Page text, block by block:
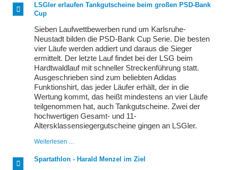
LSGler erlaufen Tankgutscheine beim großen PSD-Bank
Cup
Sieben Laufwettbewerben rund um Karlsruhe-
Neustadt bilden die PSD-Bank Cup Serie. Die besten
vier Läufe werden addiert und daraus die Sieger
ermittelt. Der letzte Lauf findet bei der LSG beim
Hardtwaldlauf mit schneller Streckenführung statt.
Ausgeschrieben sind zum beliebten Adidas
Funktionshirt, das jeder Läufer erhält, der in die
Wertung kommt, das heißt mindestens an vier Läufe
teilgenommen hat, auch Tankgutscheine. Zwei der
hochwertigen Gesamt- und 11-
Altersklassensiegergutscheine gingen an LSGler.
Weiterlesen …
Tankgutscheine
beim
Spartathlon - Harald Menzel im Ziel